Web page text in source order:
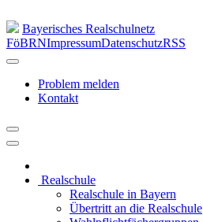
Bayerisches Realschulnetz
FöBRNImpressumDatenschutzRSS
Problem melden
Kontakt
Realschule
Realschule in Bayern
Übertritt an die Realschule